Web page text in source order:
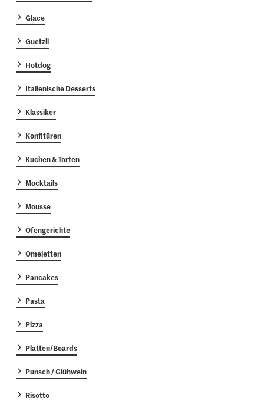
Glace
Guetzli
Hotdog
Italienische Desserts
Klassiker
Konfitüren
Kuchen & Torten
Mocktails
Mousse
Ofengerichte
Omeletten
Pancakes
Pasta
Pizza
Platten/Boards
Punsch / Glühwein
Risotto